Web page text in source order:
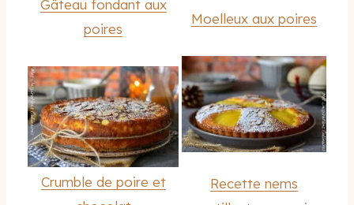
Gâteau fondant aux
poires
Moelleux aux poires
Crumble de poire et
Recette nems